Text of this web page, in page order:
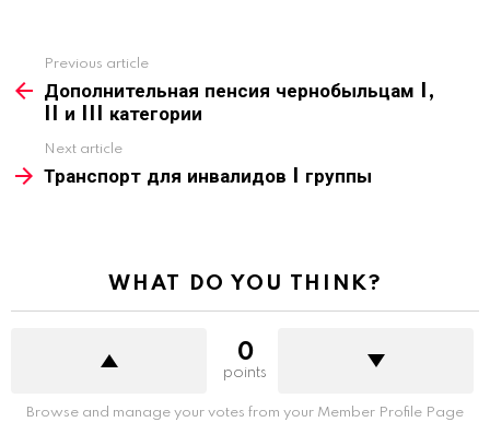
more
Previous article
Дополнительная пенсия чернобыльцам I,
II и III категории
Next article
Транспорт для инвалидов I группы
WHAT DO YOU THINK?
0
points
Browse and manage your votes from your Member Profile Page